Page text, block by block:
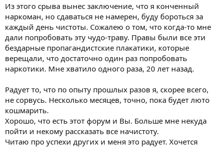
Из этого срыва вынес заключение, что я конченный
наркоман, но сдаваться не намерен, буду бороться за
каждый день чистоты. Сожалею о том, что когда-то мне
дали попробовать эту чудо-траву. Правы были все эти
бездарные пропагандистские плакатики, которые
верещали, что достаточно один раз попробовать
наркотики. Мне хватило одного раза, 20 лет назад.
Радует то, что по опыту прошлых разов я, скорее всего,
не сорвусь. Несколько месяцев, точно, пока будет люто
кошмарить.
Хорошо, что есть этот форум и Вы. Больше мне некуда
пойти и некому рассказать все начистоту.
Читаю про успехи других и меня это радует. Хочется